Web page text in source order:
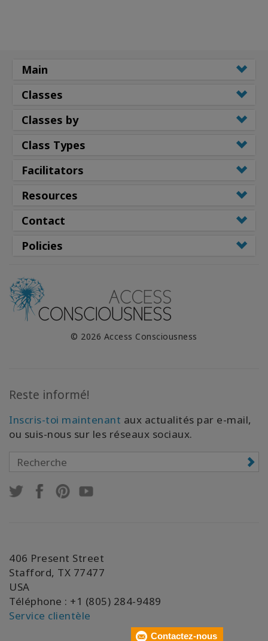
Main
Classes
Classes by
Class Types
Facilitators
Resources
Contact
Policies
© 2026 Access Consciousness
Reste informé!
Inscris-toi maintenant aux actualités par e-mail,
ou suis-nous sur les réseaux sociaux.
406 Present Street
Stafford, TX 77477
USA
Téléphone : +1 (805) 284-9489
Service clientèle
Contactez-nous